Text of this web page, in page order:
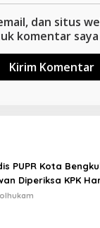
dan situs
komentar
PUPR Kota
Diperiksa KPK